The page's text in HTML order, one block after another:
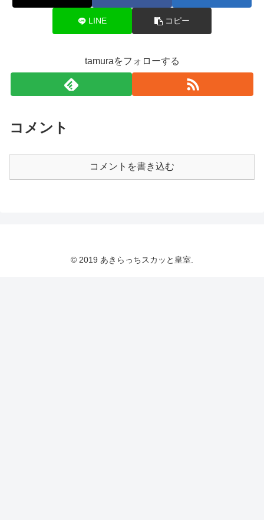
LINE コピー
tamuraをフォローする
コメント
コメントを書き込む
© 2019 あきらっちスカッと皇室.